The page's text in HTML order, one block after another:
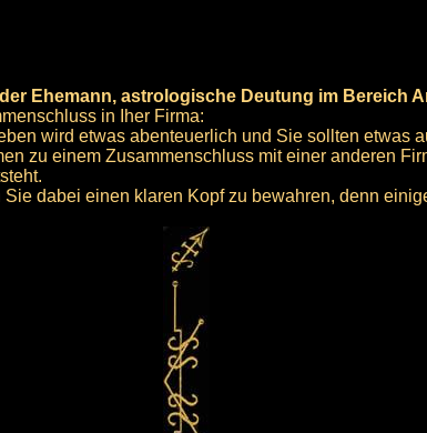
Ehemann, astrologische Deutung im Bereich
in Iher Firma:
wird etwas abenteuerlich und Sie sollten etwas
zu einem Zusammenschluss mit einer anderen
Sie dabei einen klaren Kopf zu bewahren, denn